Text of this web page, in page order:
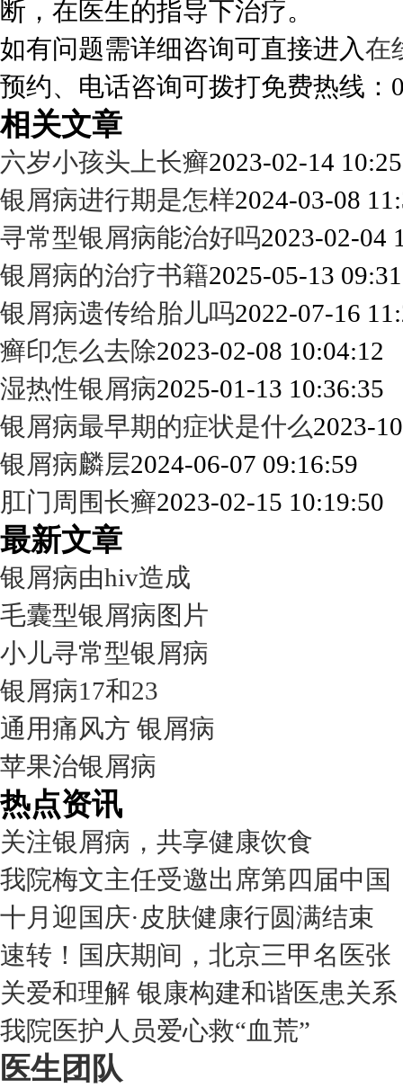
断，在医生的指导下治疗。
如有问题需详细咨询可直接进入在
预约、电话咨询可拨打免费热线：
相关文章
六岁小孩头上长癣2023-02-14
银屑病进行期是怎样2024-03-08
寻常型银屑病能治好吗2023-02-04
银屑病的治疗书籍2025-05-13
银屑病遗传给胎儿吗2022-07-16
癣印怎么去除2023-02-08 10:04:12
湿热性银屑病2025-01-13 10:36:35
银屑病最早期的症状是什么2023-
银屑病麟层2024-06-07 09:16:59
肛门周围长癣2023-02-15 10:19:50
最新文章
银屑病由hiv造成
毛囊型银屑病图片
小儿寻常型银屑病
银屑病17和23
通用痛风方 银屑病
苹果治银屑病
热点资讯
关注银屑病，共享健康饮食
我院梅文主任受邀出席第四届中国
十月迎国庆·皮肤健康行圆满结束
速转！国庆期间，北京三甲名医张
关爱和理解 银康构建和谐医患关系
我院医护人员爱心救“血荒”
医生团队